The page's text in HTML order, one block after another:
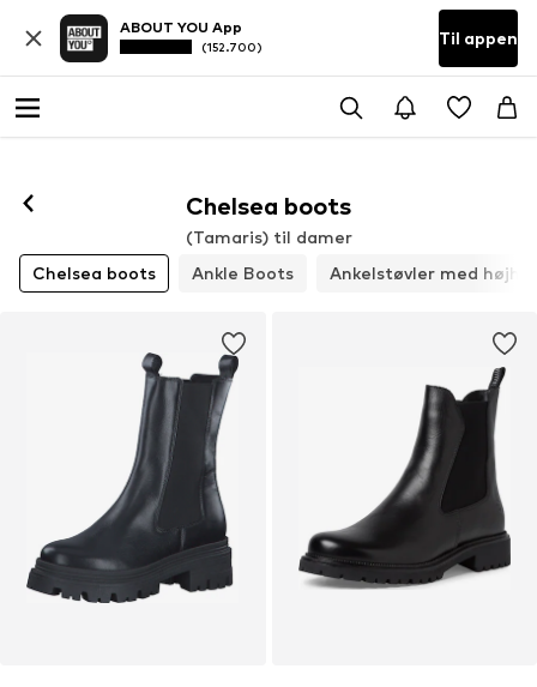
ABOUT YOU App
(152.700) Til appen
Chelsea boots
(Tamaris) til damer
Chelsea boots
Ankle Boots Ankelstøvler med